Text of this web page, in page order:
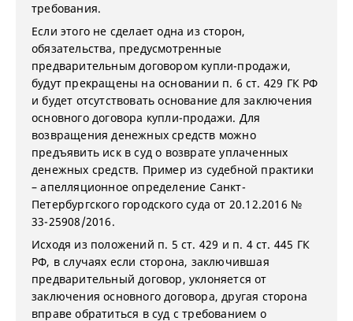
требования.
Если этого не сделает одна из сторон,
обязательства, предусмотренные
предварительным договором купли-продажи,
будут прекращены на основании п. 6 ст. 429 ГК РФ
и будет отсутствовать основание для заключения
основного договора купли-продажи. Для
возвращения денежных средств можно
предъявить иск в суд о возврате уплаченных
денежных средств. Пример из судебной практики
– апелляционное определение Санкт-
Петербургского городского суда от 20.12.2016 №
33-25908/2016.
Исходя из положений п. 5 ст. 429 и п. 4 ст. 445 ГК
РФ, в случаях если сторона, заключившая
предварительный договор, уклоняется от
заключения основного договора, другая сторона
вправе обратиться в суд с требованием о